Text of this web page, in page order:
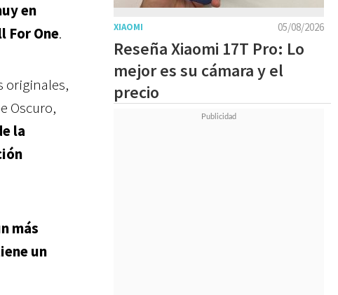
en
For One.
originales,
Oscuro,
la
más
un
05/08/2026
XIAOMI
Reseña Xiaomi 17T Pro: Lo
mejor es su cámara y el
precio